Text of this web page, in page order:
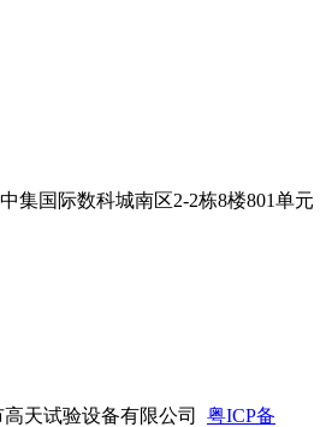
集国际数科城南区2-2栋8楼801单元
高天试验设备有限公司 粤ICP备